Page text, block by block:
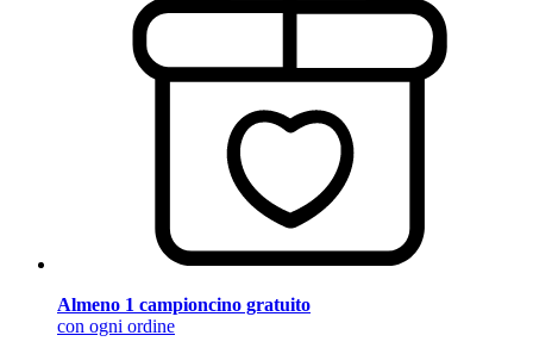
Almeno 1 campioncino gratuito
con ogni ordine